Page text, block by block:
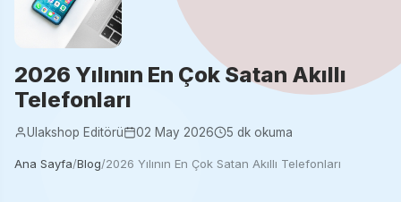
2026 Yılının En Çok Satan Akıllı
Telefonları
Ulakshop Editörü 02 May 2026 5 dk okuma
Ana Sayfa/Blog/2026 Yılının En Çok Satan Akıllı Telefonları